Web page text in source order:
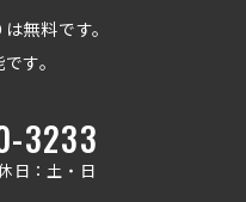
無料です。
す。
3233
日：土・日